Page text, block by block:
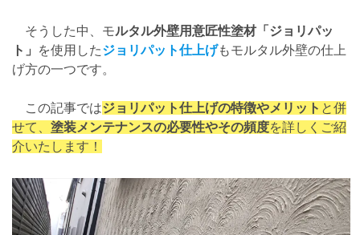
そうした中、モルタル外壁用意匠性塗材「ジョリパッ
ト」
を使用したジョリパット仕上げもモルタル外壁の仕上
げ方の一つです。
この記事ではジョリパット仕上げの特徴やメリット と併
せて、 塗装メンテナンスの必要性やその頻度を詳しくご紹
介いたします！